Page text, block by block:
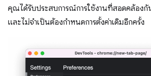
คุณได้รับประสบการณ์การใช้งานที่สอดคล้อง
และไม่จําเป็นต้องกําหนดการตั้งค่าเดิมอีกครั้ง